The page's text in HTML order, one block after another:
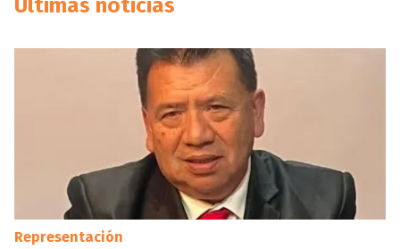
Últimas noticias
Representación